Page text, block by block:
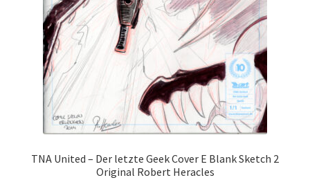
TNA United – Der letzte Geek Cover E Blank Sketch 2
Original Robert Heracles